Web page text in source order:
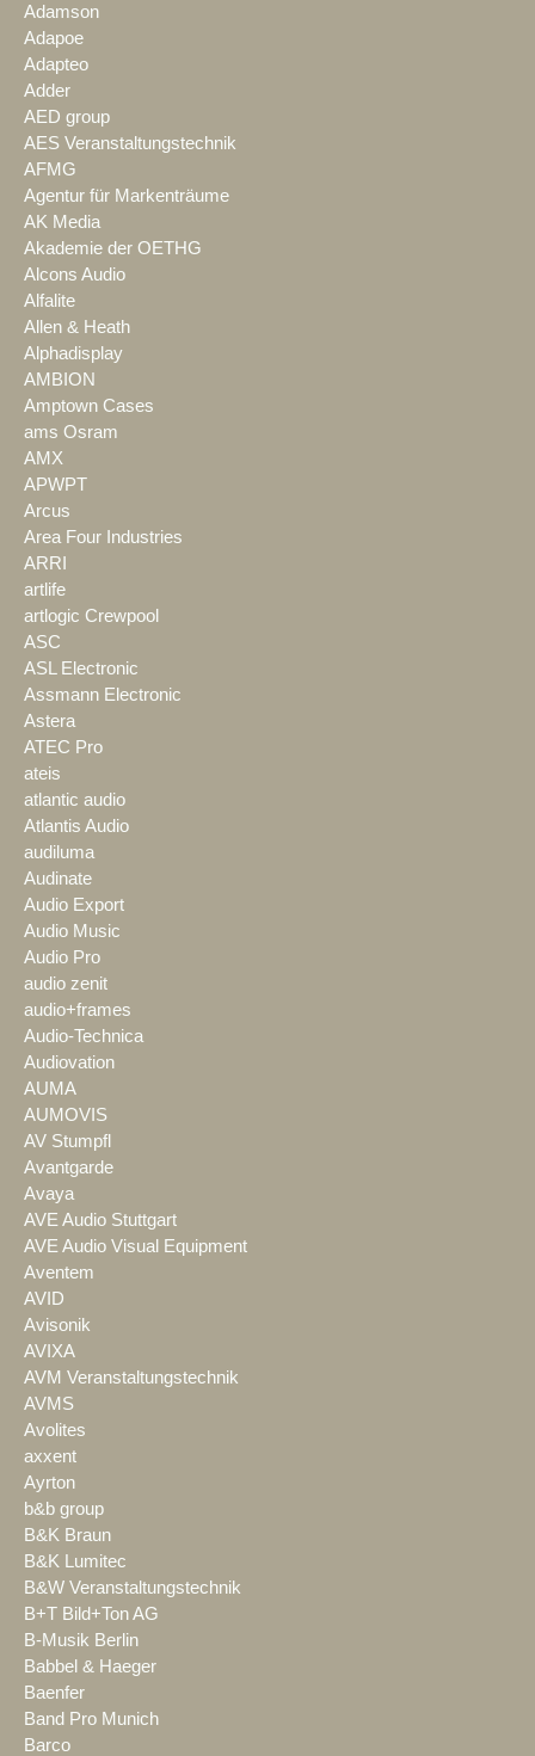
Adamson
Adapoe
Adapteo
Adder
AED group
AES Veranstaltungstechnik
AFMG
Agentur für Markenträume
AK Media
Akademie der OETHG
Alcons Audio
Alfalite
Allen & Heath
Alphadisplay
AMBION
Amptown Cases
ams Osram
AMX
APWPT
Arcus
Area Four Industries
ARRI
artlife
artlogic Crewpool
ASC
ASL Electronic
Assmann Electronic
Astera
ATEC Pro
ateis
atlantic audio
Atlantis Audio
audiluma
Audinate
Audio Export
Audio Music
Audio Pro
audio zenit
audio+frames
Audio-Technica
Audiovation
AUMA
AUMOVIS
AV Stumpfl
Avantgarde
Avaya
AVE Audio Stuttgart
AVE Audio Visual Equipment
Aventem
AVID
Avisonik
AVIXA
AVM Veranstaltungstechnik
AVMS
Avolites
axxent
Ayrton
b&b group
B&K Braun
B&K Lumitec
B&W Veranstaltungstechnik
B+T Bild+Ton AG
B-Musik Berlin
Babbel & Haeger
Baenfer
Band Pro Munich
Barco